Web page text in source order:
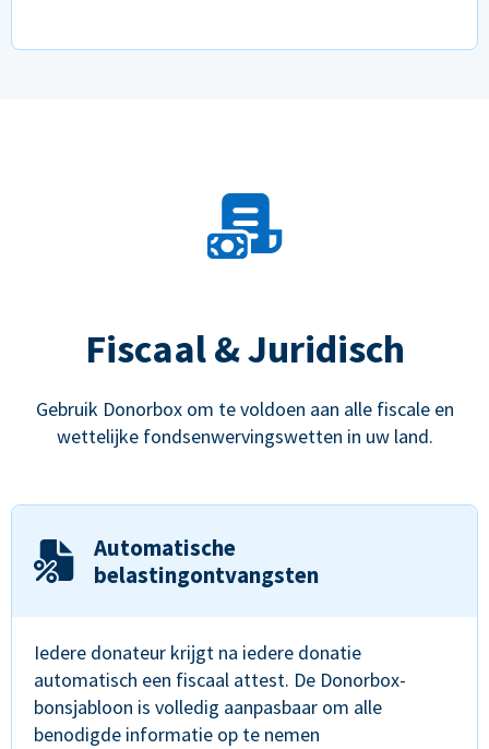
Fiscaal & Juridisch
Gebruik Donorbox om te voldoen aan alle fiscale en
wettelijke fondsenwervingswetten in uw land.
Automatische
belastingontvangsten
Iedere donateur krijgt na iedere donatie
automatisch een fiscaal attest. De Donorbox-
bonsjabloon is volledig aanpasbaar om alle
benodigde informatie op te nemen